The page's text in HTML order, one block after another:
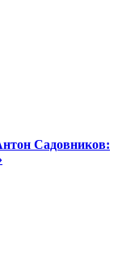
Садовников: